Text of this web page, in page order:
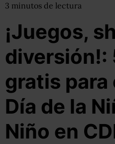
3 minutos de lectura
¡Juegos,
diversión!:
gratis para
Día de la
Niño en